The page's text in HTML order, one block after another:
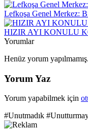
Lefkoşa Genel Merkez:
HIZIR AYI KONULU
Yorumlar
Henüz yorum yapılmamış.
Yorum Yaz
Yorum yapabilmek için
#Unutmadık